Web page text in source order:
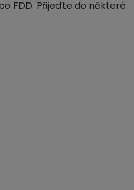
FDD. Přijeďte do některé